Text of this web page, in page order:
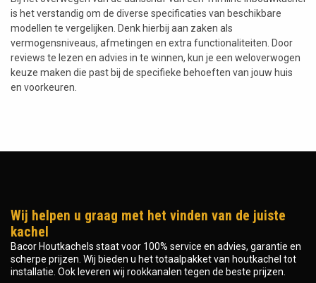
is het verstandig om de diverse specificaties van beschikbare
modellen te vergelijken. Denk hierbij aan zaken als
vermogensniveaus, afmetingen en extra functionaliteiten. Door
reviews te lezen en advies in te winnen, kun je een weloverwogen
keuze maken die past bij de specifieke behoeften van jouw huis
en voorkeuren.
Wij helpen u graag met het vinden van de juiste
kachel
Bacor Houtkachels staat voor 100% service en advies, garantie en
scherpe prijzen. Wij bieden u het totaalpakket van houtkachel tot
installatie. Ook leveren wij rookkanalen tegen de beste prijzen.